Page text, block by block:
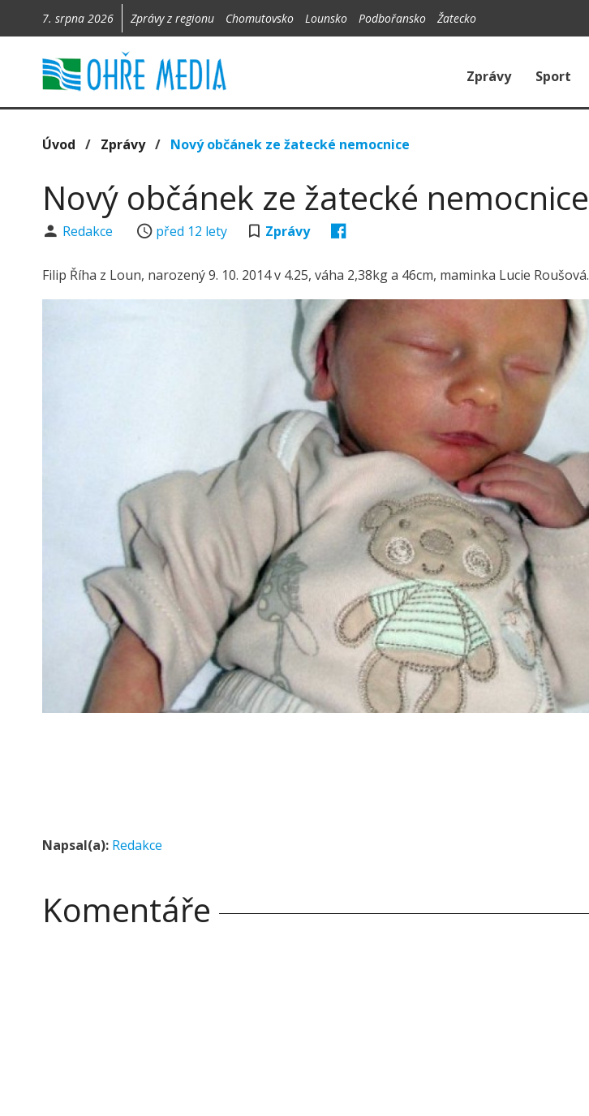
7. srpna 2026 Zprávy z regionu Chomutovsko Lounsko Podbořansko Žatecko
Zprávy Sport
Úvod / Zprávy/ Nový občánek ze žatecké nemocnice
Nový občánek ze žatecké nemocnice
Redakce před 12 lety Zprávy
Filip Říha z Loun, narozený 9. 10. 2014 v 4.25, váha 2,38kg a 46cm, maminka Lucie Roušová.
Napsal(a): Redakce
Komentáře